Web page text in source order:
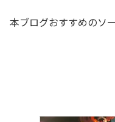
本ブログおすすめのソ